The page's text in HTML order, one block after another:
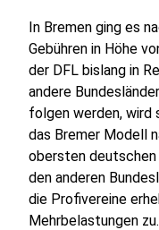
In Bremen ging es
Gebühren in Höhe
der DFL bislang in
andere
folgen werden, wird
das Bremer Modell
obersten deutschen
den anderen
die Profivereine
Mehrbelastungen